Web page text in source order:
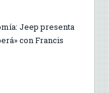
Jeep presenta
con Francis